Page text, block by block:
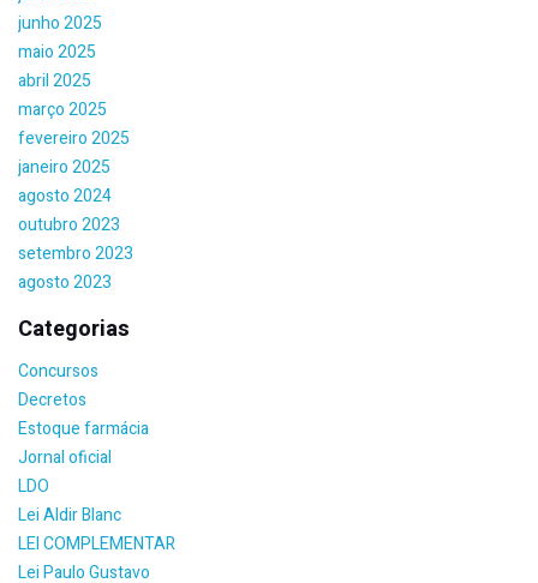
junho 2025
maio 2025
abril 2025
março 2025
fevereiro 2025
janeiro 2025
agosto 2024
outubro 2023
setembro 2023
agosto 2023
Categorias
Concursos
Decretos
Estoque farmácia
Jornal oficial
LDO
Lei Aldir Blanc
LEI COMPLEMENTAR
Lei Paulo Gustavo